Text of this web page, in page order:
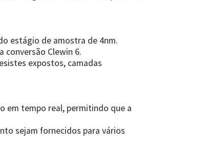
estágio de amostra de 4nm.
conversão Clewin 6.
expostos, camadas
em tempo real, permitindo que a
sejam fornecidos para vários